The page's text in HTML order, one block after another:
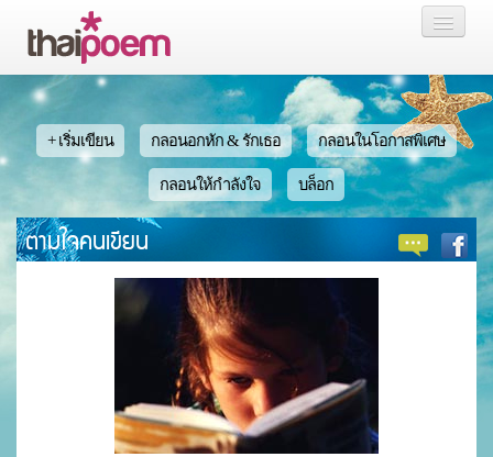
หน้าแรก
กลอน
เรื่องสั้น นิยาย
บล็อก
หน้าส่วนตัว
+ เริ่มเขียน กลอนอกหัก & รักเธอ กลอนในโอกาสพิเศษ
กลอนให้กำลังใจ บล็อก
ตามใจคนเขียน